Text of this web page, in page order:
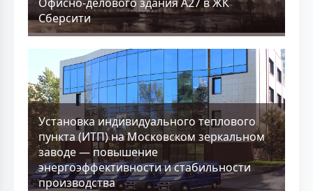
Сберсити
Установка индивидуального теплового
пункта (ИТП) на Московском зеркальном
заводе — повышение
энергоэффективности и стабильности
производства